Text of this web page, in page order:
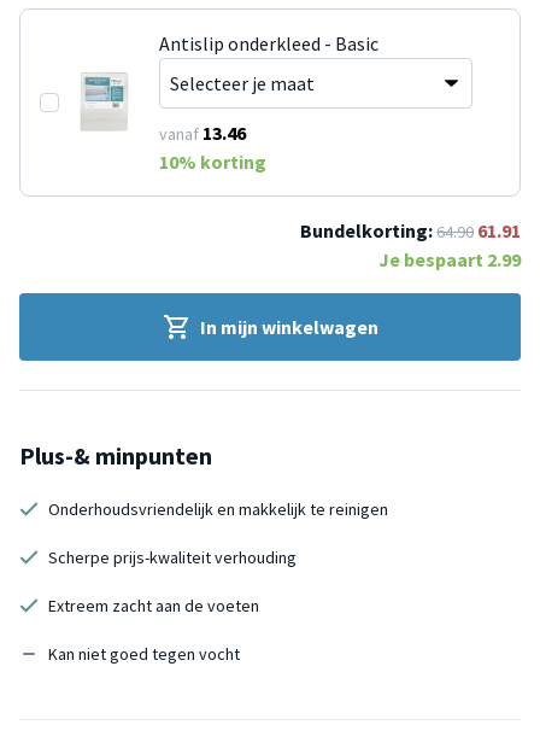
Antislip onderkleed - Basic
vanaf 13.46
10% korting
Bundelkorting:64.90 61.91
Je bespaart 2.99
In mijn winkelwagen
Plus-& minpunten
Onderhoudsvriendelijk en makkelijk te reinigen
Scherpe prijs-kwaliteit verhouding
Extreem zacht aan de voeten
Kan niet goed tegen vocht